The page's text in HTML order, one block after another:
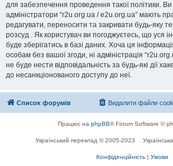
для забезпечення проведення такої політики.
адміністратори “r2u.org.ua / e2u.org.ua” мають
редагувати, переносити та закривати будь-яку
розсуд . Як користувач ви погоджуєтесь, що уся
буде зберігатись в базі даних. Хоча ця
особам без вашої згоди, ні адміністрація
не буде нести відповідальність за будь-які дії
до несанкціонованого доступу до неї.
Список форумів Видалити файли
Працює на phpBB® Forum Software ©
Український переклад © 2005-2023
Конфіденційність | Умови